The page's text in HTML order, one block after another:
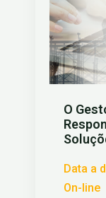
O
Data a
On-line